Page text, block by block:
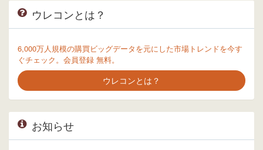
ウレコンとは？
6,000万人規模の購買ビッグデータを元にした市場トレンドを今す
ぐチェック。会員登録 無料。
ウレコンとは？
お知らせ